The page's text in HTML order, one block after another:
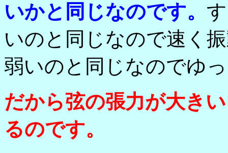
いかと同じなのです。
いのと同じなので速く
弱いのと同じなのでゆ
だから弦の張力が大き
るのです。